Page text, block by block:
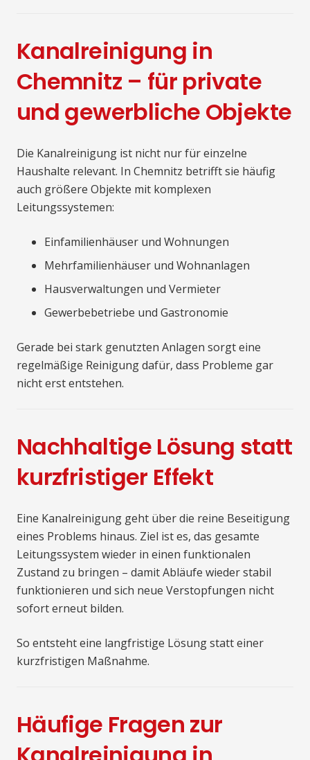
Kanalreinigung in
Chemnitz – für private
und gewerbliche Objekte
Die Kanalreinigung ist nicht nur für einzelne
Haushalte relevant. In Chemnitz betrifft sie häufig
auch größere Objekte mit komplexen
Leitungssystemen:
Einfamilienhäuser und Wohnungen
Mehrfamilienhäuser und Wohnanlagen
Hausverwaltungen und Vermieter
Gewerbebetriebe und Gastronomie
Gerade bei stark genutzten Anlagen sorgt eine
regelmäßige Reinigung dafür, dass Probleme gar
nicht erst entstehen.
Nachhaltige Lösung statt
kurzfristiger Effekt
Eine Kanalreinigung geht über die reine Beseitigung
eines Problems hinaus. Ziel ist es, das gesamte
Leitungssystem wieder in einen funktionalen
Zustand zu bringen – damit Abläufe wieder stabil
funktionieren und sich neue Verstopfungen nicht
sofort erneut bilden.
So entsteht eine langfristige Lösung statt einer
kurzfristigen Maßnahme.
Häufige Fragen zur